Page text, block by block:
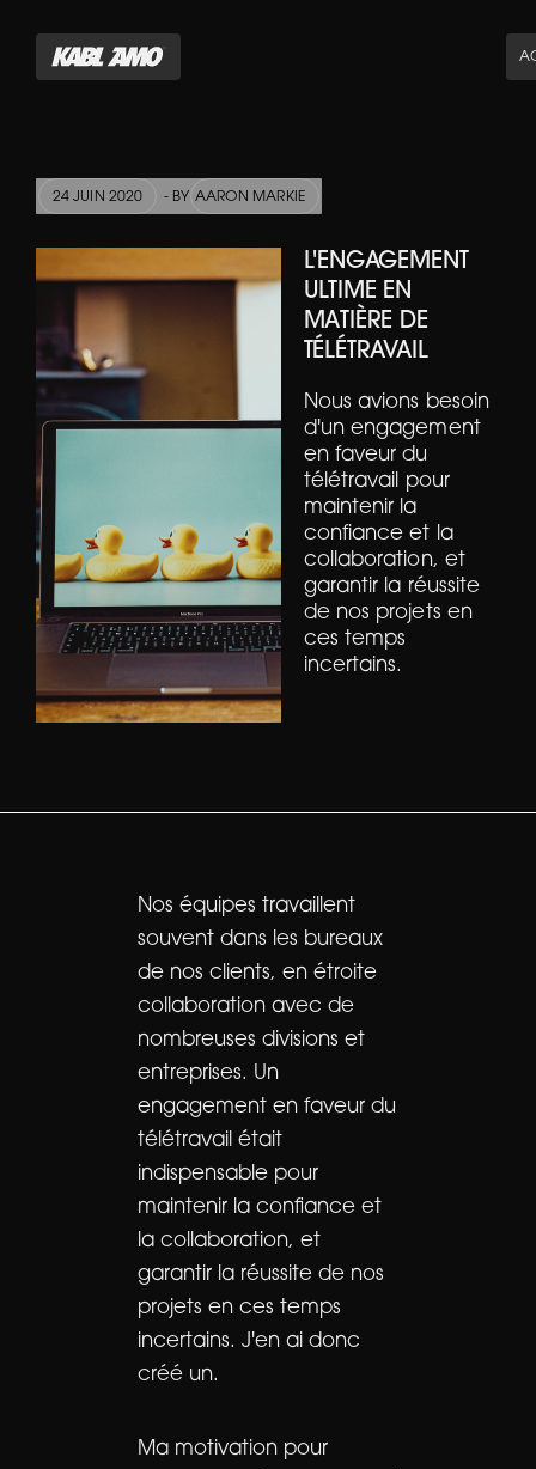
24 JUIN 2020 - BY AARON MARKIE
L'ENGAGEMENT
ULTIME EN
MATIÈRE DE
TÉLÉTRAVAIL
Nous avions besoin
d'un engagement
en faveur du
télétravail pour
maintenir la
confiance et la
collaboration, et
garantir la réussite
de nos projets en
ces temps
incertains.
Nos équipes travaillent
souvent dans les bureaux
de nos clients, en étroite
collaboration avec de
nombreuses divisions et
entreprises. Un
engagement en faveur du
télétravail était
indispensable pour
maintenir la confiance et
la collaboration, et
garantir la réussite de nos
projets en ces temps
incertains. J'en ai donc
créé un.
Ma motivation pour